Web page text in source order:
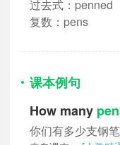
过去式：penned
复数：pens
课本例句
How many pen
你们有多少支钢